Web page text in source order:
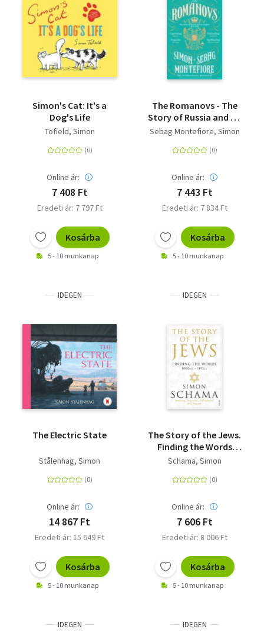
Simon's Cat: It's a
Dog's Life
Tofield, Simon
Online ár:
7 408 Ft
Eredeti ár: 7 797 Ft
Kosárba
5 - 10 munkanap
The Romanovs - The
Story of Russia and its
Empire 1613-1918
Sebag Montefiore, Simon
Online ár:
7 443 Ft
Eredeti ár: 7 834 Ft
Kosárba
5 - 10 munkanap
IDEGEN
The Electric State
Stålenhag, Simon
Online ár:
14 867 Ft
Eredeti ár: 15 649 Ft
Kosárba
5 - 10 munkanap
IDEGEN
The Story of the Jews.
Finding the Words
(1000 BCE - 1492)
Schama, Simon
Online ár:
7 606 Ft
Eredeti ár: 8 006 Ft
Kosárba
5 - 10 munkanap
IDEGEN IDEGEN